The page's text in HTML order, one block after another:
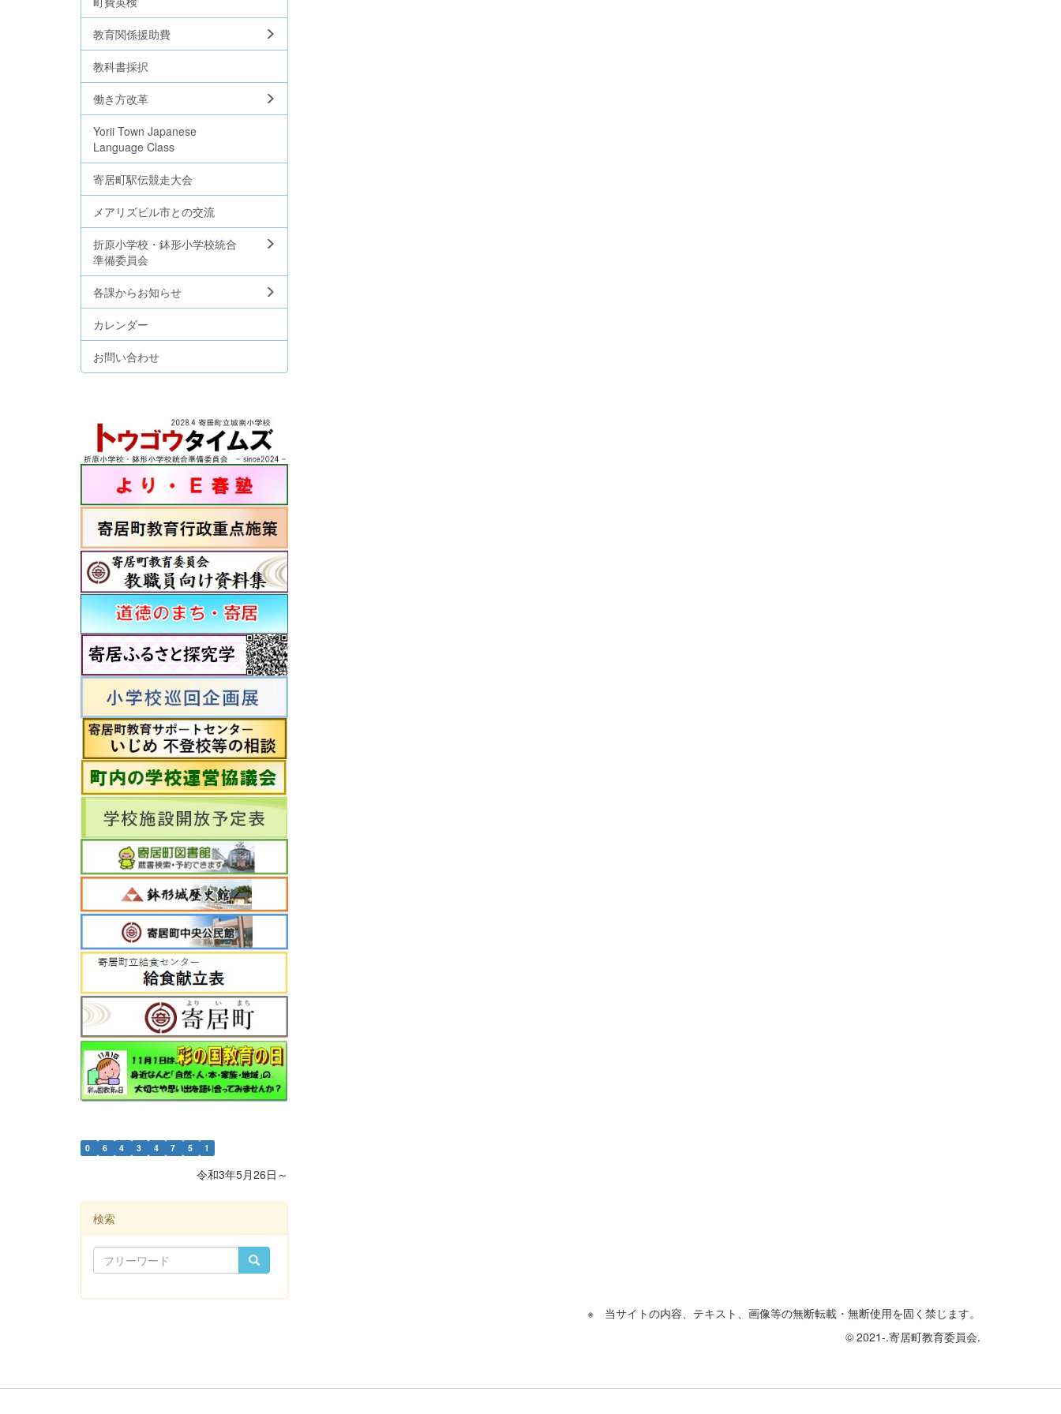
教育関係援助費
教科書採択
働き方改革
Yorii Town Japanese
Language Class
寄居町駅伝競走大会
メアリズビル市との交流
折原小学校・鉢形小学校統合
準備委員会
各課からお知らせ
カレンダー
お問い合わせ
0 6 4 3 4 7 5 1
令和3年5月26日～
検索
※ 当サイトの内容、テキスト、画像等の無断転載・無断使用を固く禁じます。
© 2021-.寄居町教育委員会.